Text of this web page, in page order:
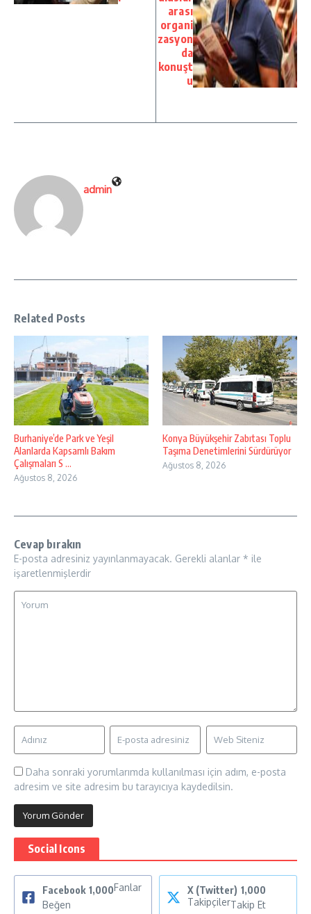
arası
organi
zasyon
da
konuşt
u
admin
Related Posts
Burhaniye’de Park ve Yeşil
Alanlarda Kapsamlı Bakım
Çalışmaları S ...
Ağustos 8, 2026
Konya Büyükşehir Zabıtası Toplu
Taşıma Denetimlerini Sürdürüyor
Ağustos 8, 2026
Cevap bırakın
E-posta adresiniz yayınlanmayacak. Gerekli alanlar * ile
işaretlenmişlerdir
Daha sonraki yorumlarımda kullanılması için adım, e-posta
adresim ve site adresim bu tarayıcıya kaydedilsin.
Social Icons
Facebook 1,000Fanlar
Beğen
X (Twitter) 1,000
TakipçilerTakip Et